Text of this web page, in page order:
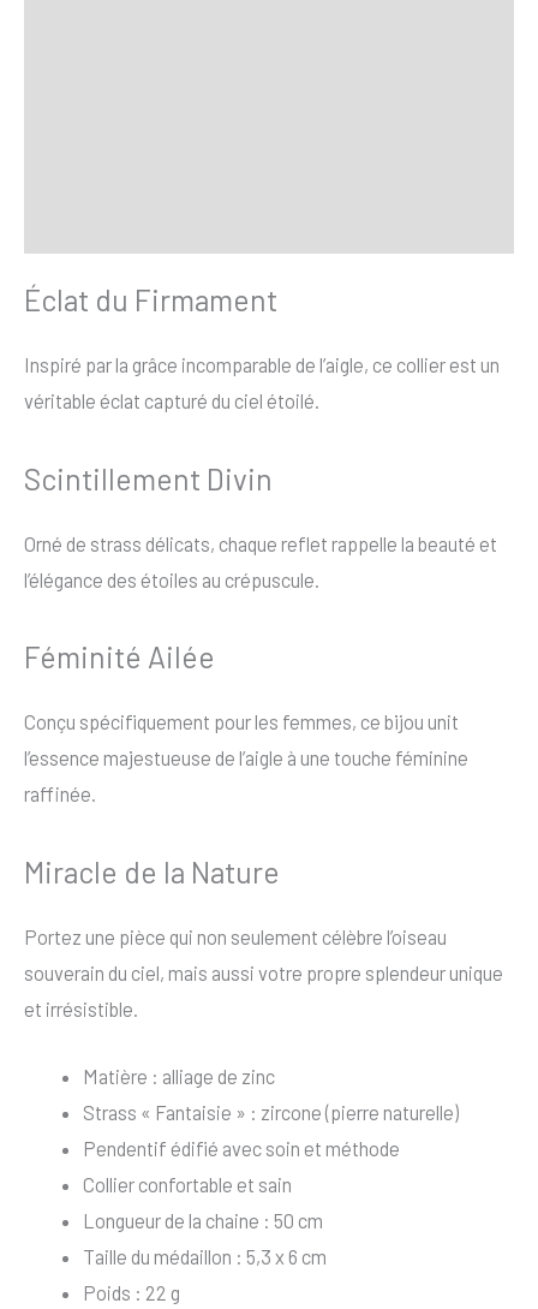
Éclat du Firmament
Inspiré par la grâce incomparable de l’aigle, ce collier est un
véritable éclat capturé du ciel étoilé.
Scintillement Divin
Orné de strass délicats, chaque reflet rappelle la beauté et
l’élégance des étoiles au crépuscule.
Féminité Ailée
Conçu spécifiquement pour les femmes, ce bijou unit
l’essence majestueuse de l’aigle à une touche féminine
raffinée.
Miracle de la Nature
Portez une pièce qui non seulement célèbre l’oiseau
souverain du ciel, mais aussi votre propre splendeur unique
et irrésistible.
Matière : alliage de zinc
Strass « Fantaisie » : zircone (pierre naturelle)
Pendentif édifié avec soin et méthode
Collier confortable et sain
Longueur de la chaine : 50 cm
Taille du médaillon : 5,3 x 6 cm
Poids : 22 g